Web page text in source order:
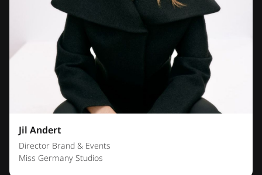
Jil Andert
Director Brand & Events
Miss Germany Studios